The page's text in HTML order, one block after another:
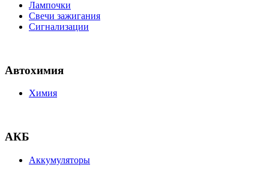
Лампочки
Свечи зажигания
Сигнализации
Автохимия
Химия
АКБ
Аккумуляторы